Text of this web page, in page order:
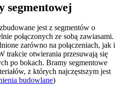
segmentowej
jest z segmentów o
połączonych ze sobą zawiasami.
zarówno na połączeniach, jak i
trakcie otwierania przesuwają się
po bokach. Bramy segmentowe
z których najczęstszym jest
budowlane)